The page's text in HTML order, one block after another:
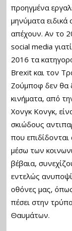
προηγμένα
μηνύματα
απέχουν. Αν το
social media
2016 τα
Brexit και τον
Ζούμποφ δεν θα
κινήματα, από
Χονγκ Κονγκ,
σκιώδους
που
μέσω των
βέβαια,
εντελώς
οθόνες μας,
πέσει στην
Θαυμάτων.